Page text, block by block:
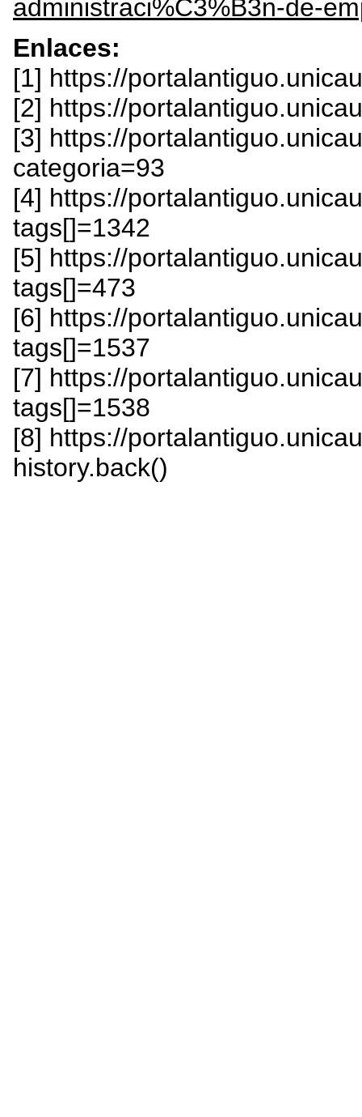
administraci%C3%B3n-de-
Enlaces:
[1] https://
[2] https://
[3] https://
categoria=93
[4] https://
tags[]=1342
[5] https://
tags[]=473
[6] https://
tags[]=1537
[7] https://
tags[]=1538
[8] https://
history.back()